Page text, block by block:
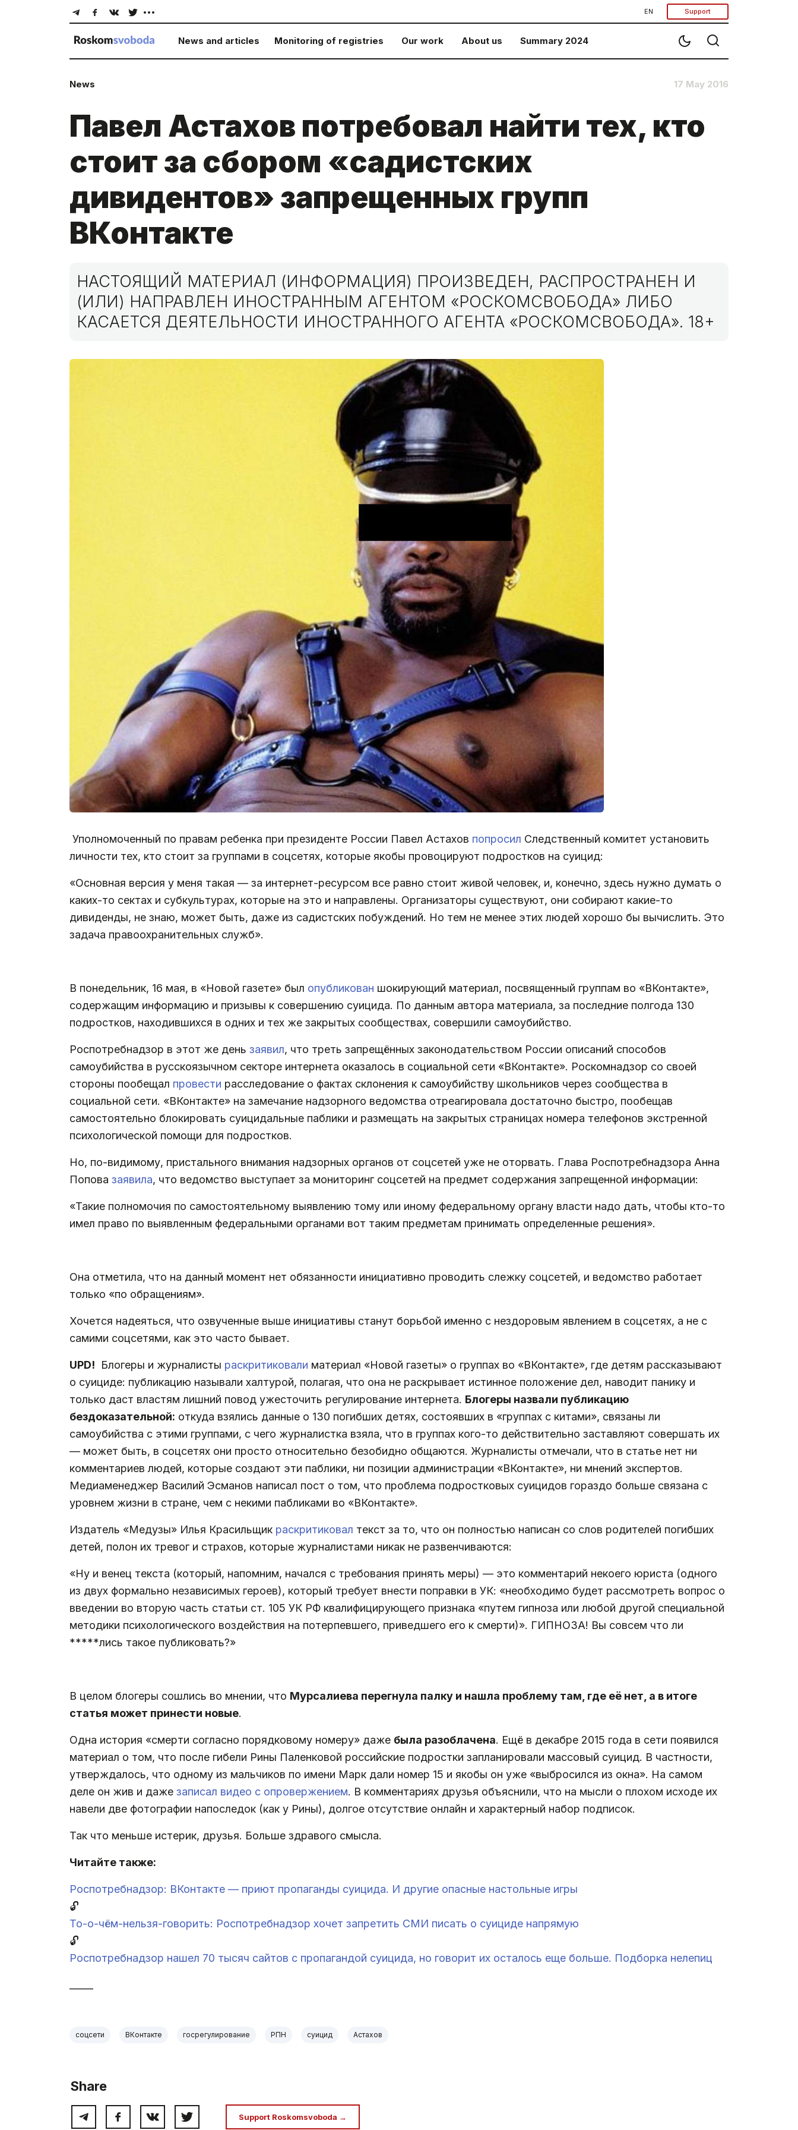
EN Support
News and articles Monitoring of registries Our work About us Summary 2024
News 17 May 2016
Павел Астахов потребовал найти тех, кто
стоит за сбором «садистских
дивидентов» запрещенных групп
ВКонтакте
НАСТОЯЩИЙ МАТЕРИАЛ (ИНФОРМАЦИЯ) ПРОИЗВЕДЕН, РАСПРОСТРАНЕН И
(ИЛИ) НАПРАВЛЕН ИНОСТРАННЫМ АГЕНТОМ «РОСКОМСВОБОДА» ЛИБО
КАСАЕТСЯ ДЕЯТЕЛЬНОСТИ ИНОСТРАННОГО АГЕНТА «РОСКОМСВОБОДА». 18+
Уполномоченный по правам ребенка при президенте России Павел Астахов попросил Следственный комитет установить
личности тех, кто стоит за группами в соцсетях, которые якобы провоцируют подростков на суицид:
«Основная версия у меня такая — за интернет-ресурсом все равно стоит живой человек, и, конечно, здесь нужно думать о
каких-то сектах и субкультурах, которые на это и направлены. Организаторы существуют, они собирают какие-то
дивиденды, не знаю, может быть, даже из садистских побуждений. Но тем не менее этих людей хорошо бы вычислить. Это
задача правоохранительных служб».
В понедельник, 16 мая, в «Новой газете» был опубликован шокирующий материал, посвященный группам во «ВКонтакте»,
содержащим информацию и призывы к совершению суицида. По данным автора материала, за последние полгода 130
подростков, находившихся в одних и тех же закрытых сообществах, совершили самоубийство.
Роспотребнадзор в этот же день заявил, что треть запрещённых законодательством России описаний способов
самоубийства в русскоязычном секторе интернета оказалось в социальной сети «ВКонтакте». Роскомнадзор со своей
стороны пообещал провести расследование о фактах склонения к самоубийству школьников через сообщества в
социальной сети. «ВКонтакте» на замечание надзорного ведомства отреагировала достаточно быстро, пообещав
самостоятельно блокировать суицидальные паблики и размещать на закрытых страницах номера телефонов экстренной
психологической помощи для подростков.
Но, по-видимому, пристального внимания надзорных органов от соцсетей уже не оторвать. Глава Роспотребнадзора Анна
Попова заявила, что ведомство выступает за мониторинг соцсетей на предмет содержания запрещенной информации:
«Такие полномочия по самостоятельному выявлению тому или иному федеральному органу власти надо дать, чтобы кто-то
имел право по выявленным федеральными органами вот таким предметам принимать определенные решения».
Она отметила, что на данный момент нет обязанности инициативно проводить слежку соцсетей, и ведомство работает
только «по обращениям».
Хочется надеяться, что озвученные выше инициативы станут борьбой именно с нездоровым явлением в соцсетях, а не с
самими соцсетями, как это часто бывает.
UPD! Блогеры и журналисты раскритиковали материал «Новой газеты» о группах во «ВКонтакте», где детям рассказывают
о суициде: публикацию называли халтурой, полагая, что она не раскрывает истинное положение дел, наводит панику и
только даст властям лишний повод ужесточить регулирование интернета. Блогеры назвали публикацию
бездоказательной: откуда взялись данные о 130 погибших детях, состоявших в «группах с китами», связаны ли
самоубийства с этими группами, с чего журналистка взяла, что в группах кого-то действительно заставляют совершать их
— может быть, в соцсетях они просто относительно безобидно общаются. Журналисты отмечали, что в статье нет ни
комментариев людей, которые создают эти паблики, ни позиции администрации «ВКонтакте», ни мнений экспертов.
Медиаменеджер Василий Эсманов написал пост о том, что проблема подростковых суицидов гораздо больше связана с
уровнем жизни в стране, чем с некими пабликами во «ВКонтакте».
Издатель «Медузы» Илья Красильщик раскритиковал текст за то, что он полностью написан со слов родителей погибших
детей, полон их тревог и страхов, которые журналистами никак не развенчиваются:
«Ну и венец текста (который, напомним, начался с требования принять меры) — это комментарий некоего юриста (одного
из двух формально независимых героев), который требует внести поправки в УК: «необходимо будет рассмотреть вопрос о
введении во вторую часть статьи ст. 105 УК РФ квалифицирующего признака «путем гипноза или любой другой специальной
методики психологического воздействия на потерпевшего, приведшего его к смерти)». ГИПНОЗА! Вы совсем что ли
*****лись такое публиковать?»
В целом блогеры сошлись во мнении, что Мурсалиева перегнула палку и нашла проблему там, где её нет, а в итоге
статья может принести новые.
Одна история «смерти согласно порядковому номеру» даже была разоблачена. Ещё в декабре 2015 года в сети появился
материал о том, что после гибели Рины Паленковой российские подростки запланировали массовый суицид. В частности,
утверждалось, что одному из мальчиков по имени Марк дали номер 15 и якобы он уже «выбросился из окна». На самом
деле он жив и даже записал видео с опровержением. В комментариях друзья объяснили, что на мысли о плохом исходе их
навели две фотографии напоследок (как у Рины), долгое отсутствие онлайн и характерный набор подписок.
Так что меньше истерик, друзья. Больше здравого смысла.
Читайте также:
Роспотребнадзор: ВКонтакте — приют пропаганды суицида. И другие опасные настольные игры
🔓
То-о-чём-нельзя-говорить: Роспотребнадзор хочет запретить СМИ писать о суициде напрямую
🔓
Роспотребнадзор нашел 70 тысяч сайтов с пропагандой суицида, но говорит их осталось еще больше. Подборка нелепиц
соцсети ВКонтакте госрегулирование РПН суицид Астахов
Share
Support Roskomsvoboda →